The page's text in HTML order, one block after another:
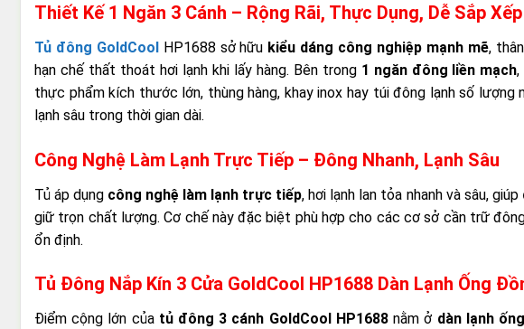
Thiết Kế 1 Ngăn 3 Cánh – Rộng Rãi, Thực Dụng, Dễ Sắp Xếp
Tủ đông GoldCoolHP1688 sở hữu kiểu dáng công nghiệp mạnh mẽ,
hạn chế thất thoát hơi lạnh khi lấy hàng. Bên trong 1 ngăn đông liền mạch,
thực phẩm kích thước lớn, thùng hàng, khay inox hay túi đông lạnh số lượng
lạnh sâu trong thời gian dài.
Công Nghệ Làm Lạnh Trực Tiếp – Đông Nhanh, Lạnh Sâu
Tủ áp dụng công nghệ làm lạnh trực tiếp, hơi lạnh lan tỏa nhanh và sâu, giúp
giữ trọn chất lượng. Cơ chế này đặc biệt phù hợp cho các cơ sở cần trữ
ổn định.
Tủ Đông Nắp Kín 3 Cửa GoldCool HP1688 Dàn Lạnh Ống
Điểm cộng lớn của tủ đông 3 cánh GoldCool HP1688nằm ở dàn lạnh